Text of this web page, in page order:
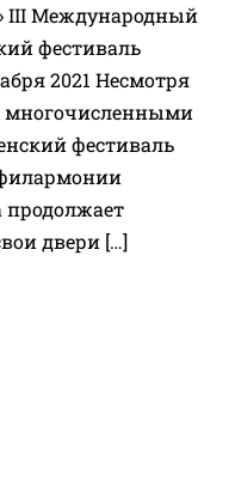
III Международный
фестиваль
2021 Несмотря
многочисленными
фестиваль
двери […]